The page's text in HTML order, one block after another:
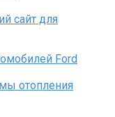
сайт для
Ford
отопления